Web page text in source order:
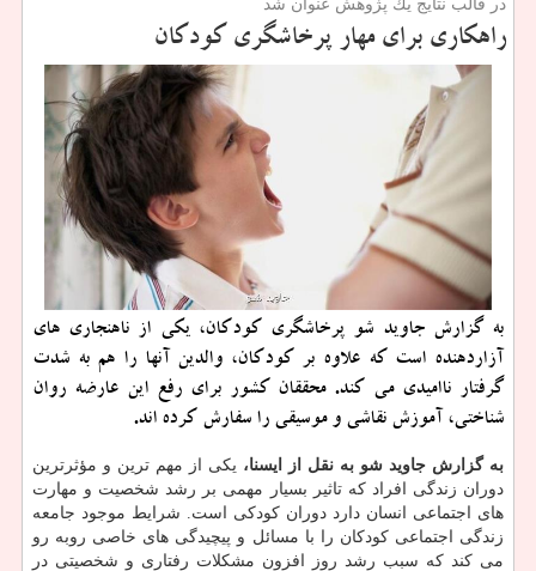
در قالب نتایج یك پژوهش عنوان شد
راهكاری برای مهار پرخاشگری كودكان
به گزارش جاوید شو پرخاشگری كودكان، یكی از ناهنجاری های
آزاردهنده است كه علاوه بر كودكان، والدین آنها را هم به شدت
گرفتار ناامیدی می كند. محققان كشور برای رفع این عارضه روان
شناختی، آموزش نقاشی و موسیقی را سفارش كرده اند.
به گزارش جاوید شو به نقل از ایسنا، یکی از مهم ترین و مؤثرترین
دوران زندگی افراد که تاثیر بسیار مهمی بر رشد شخصیت و مهارت
های اجتماعی انسان دارد دوران کودکی است. شرایط موجود جامعه
زندگی اجتماعی کودکان را با مسائل و پیچیدگی های خاصی روبه رو
می کند که سبب رشد روز افزون مشکلات رفتاری و شخصیتی در